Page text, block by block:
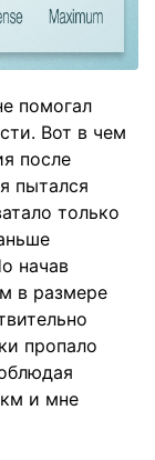
помогал
Вот в чем
после
пытался
только
начав
в размере
пропало
и мне